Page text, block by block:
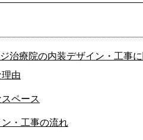
治療院の内装デザイン・工事
由
ペース
ン・工事の流れ